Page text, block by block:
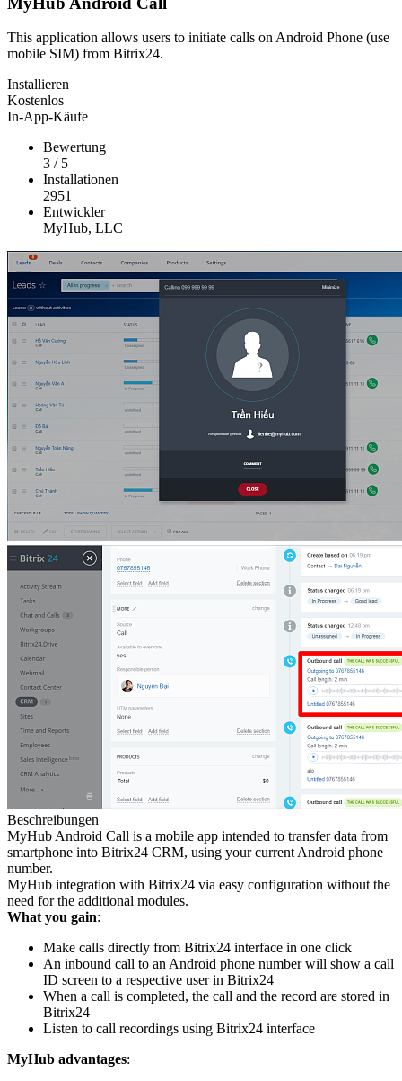
This application allows users to initiate calls on Android Phone (use
mobile SIM) from Bitrix24.
Installieren
Kostenlos
In-App-Käufe
Bewertung
3 / 5
Installationen
2951
Entwickler
MyHub, LLC
Beschreibungen
MyHub Android Call is a mobile app intended to transfer data from
smartphone into Bitrix24 CRM, using your current Android phone
number.
MyHub integration with Bitrix24 via easy configuration without the
need for the additional modules.
What you gain:
Make calls directly from Bitrix24 interface in one click
An inbound call to an Android phone number will show a call
ID screen to a respective user in Bitrix24
When a call is completed, the call and the record are stored in
Bitrix24
Listen to call recordings using Bitrix24 interface
MyHub advantages: